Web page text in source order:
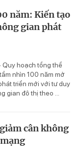
năm: Kiến tạo
gian phát
Quy hoạch tổng thể
nhìn 100 năm mở
triển mới với tư duy
gian đô thị theo ...
cân không